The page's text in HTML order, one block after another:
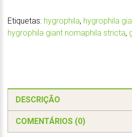
Etiquetas: hygrophila, hygrophila
hygrophila giant nomaphila stricta,
DESCRIÇÃO
COMENTÁRIOS (0)